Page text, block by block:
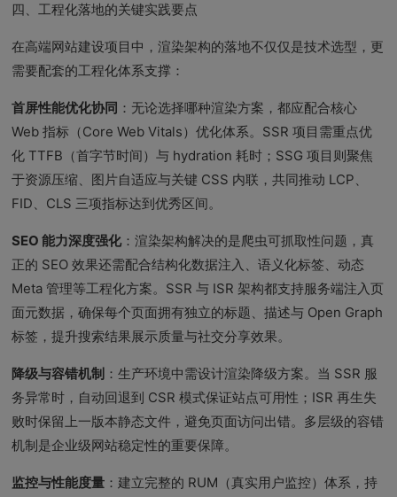
四、工程化落地的关键实践要点
在高端网站建设项目中，渲染架构的落地不仅仅是技术选型，更
需要配套的工程化体系支撑：
首屏性能优化协同 ：无论选择哪种渲染方案，都应配合核心
Web 指标（Core Web Vitals）优化体系。SSR 项目需重点优
化 TTFB（首字节时间）与 hydration 耗时；SSG 项目则聚焦
于资源压缩、图片自适应与关键 CSS 内联，共同推动 LCP、
FID、CLS 三项指标达到优秀区间。
SEO 能力深度强化：渲染架构解决的是爬虫可抓取性问题，真
正的 SEO 效果还需配合结构化数据注入、语义化标签、动态
Meta 管理等工程化方案。SSR 与 ISR 架构都支持服务端注入页
面元数据，确保每个页面拥有独立的标题、描述与 Open Graph
标签，提升搜索结果展示质量与社交分享效果。
降级与容错机制 ：生产环境中需设计渲染降级方案。当 SSR 服
务异常时，自动回退到 CSR 模式保证站点可用性；ISR 再生失
败时保留上一版本静态文件，避免页面访问出错。多层级的容错
机制是企业级网站稳定性的重要保障。
监控与性能度量 ：建立完整的 RUM（真实用户监控）体系，持